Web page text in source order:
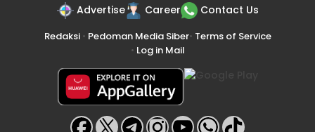
Advertise Career Contact Us
Redaksi• Pedoman Media Siber• Terms of Service
• Log in Mail